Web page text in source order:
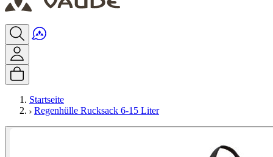
Startseite
Regenhülle Rucksack 6-15 Liter